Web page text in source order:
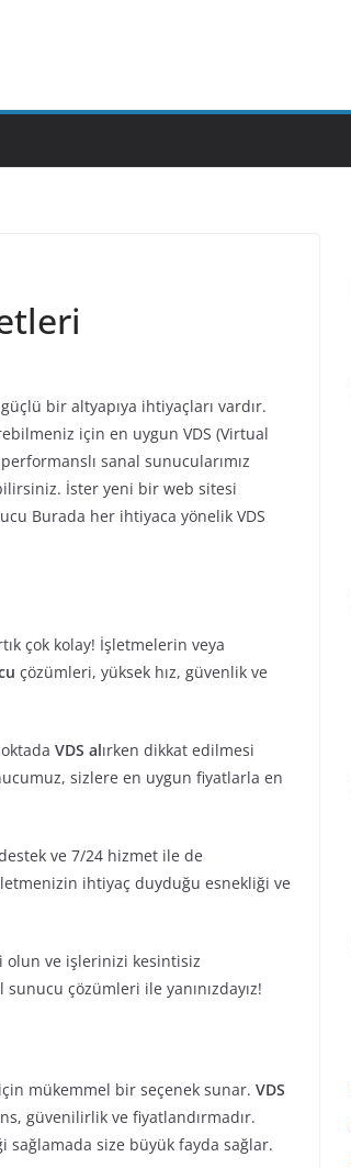
bir altyapıya ihtiyaçları vardır.
için en uygun VDS (Virtual
sanal sunucularımız
İster yeni bir web sitesi
Burada her ihtiyaca yönelik VDS
çok kolay! İşletmelerin veya
çözümleri, yüksek hız, güvenlik ve
VDS alırken dikkat edilmesi
sizlere en uygun fiyatlarla en
ve 7/24 hizmet ile de
ihtiyaç duyduğu esnekliği ve
olun ve işlerinizi kesintisiz
çözümleri ile yanınızdayız!
mükemmel bir seçenek sunar. VDS
güvenilirlik ve fiyatlandırmadır.
sağlamada size büyük fayda sağlar.